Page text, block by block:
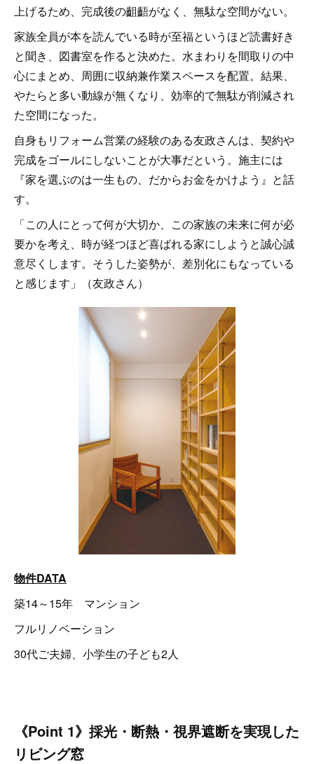
上げるため、完成後の齟齬がなく、無駄な空間がない。
家族全員が本を読んでいる時が至福というほど読書好き
と聞き、図書室を作ると決めた。水まわりを間取りの中
心にまとめ、周囲に収納兼作業スペースを配置。結果、
やたらと多い動線が無くなり、効率的で無駄が削減され
た空間になった。
自身もリフォーム営業の経験のある友政さんは、契約や
完成をゴールにしないことが大事だという。施主には
『家を選ぶのは一生もの、だからお金をかけよう』と話
す。
「この人にとって何が大切か、この家族の未来に何が必
要かを考え、時が経つほど喜ばれる家にしようと誠心誠
意尽くします。そうした姿勢が、差別化にもなっている
と感じます」（友政さん）
物件DATA
築14～15年 マンション
フルリノベーション
30代ご夫婦、小学生の子ども2人
《Point 1》採光・断熱・視界遮断を実現した
リビング窓